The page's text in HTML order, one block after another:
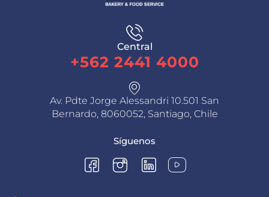
Central
+562 2441 4000
Av. Pdte Jorge Alessandri 10.501 San
Bernardo, 8060052, Santiago, Chile
Síguenos